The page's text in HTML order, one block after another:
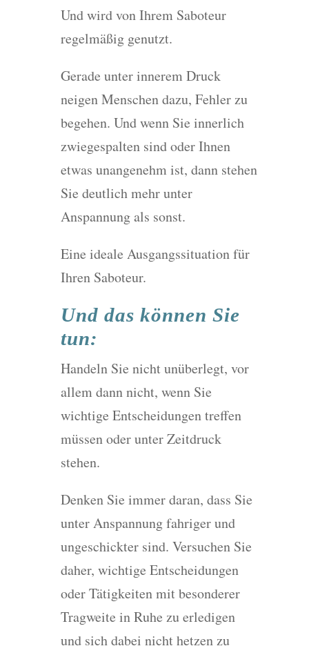
Und wird von Ihrem Saboteur
regelmäßig genutzt.
Gerade unter innerem Druck
neigen Menschen dazu, Fehler zu
begehen. Und wenn Sie innerlich
zwiegespalten sind oder Ihnen
etwas unangenehm ist, dann stehen
Sie deutlich mehr unter
Anspannung als sonst.
Eine ideale Ausgangssituation für
Ihren Saboteur.
Und das können Sie
tun:
Handeln Sie nicht unüberlegt, vor
allem dann nicht, wenn Sie
wichtige Entscheidungen treffen
müssen oder unter Zeitdruck
stehen.
Denken Sie immer daran, dass Sie
unter Anspannung fahriger und
ungeschickter sind. Versuchen Sie
daher, wichtige Entscheidungen
oder Tätigkeiten mit besonderer
Tragweite in Ruhe zu erledigen
und sich dabei nicht hetzen zu